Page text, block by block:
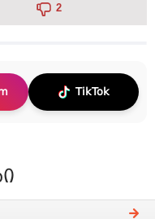
2
TikTok